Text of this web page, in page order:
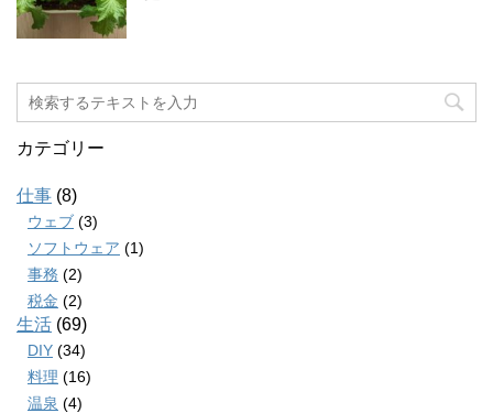
カテゴリー
仕事 (8)
ウェブ (3)
ソフトウェア (1)
事務 (2)
税金 (2)
生活 (69)
DIY (34)
料理 (16)
温泉 (4)